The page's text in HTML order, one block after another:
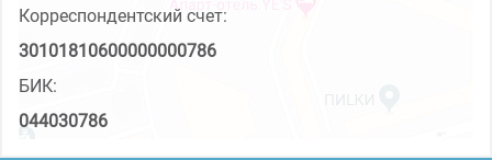
Корреспондентский счет:
30101810600000000786
БИК:
044030786